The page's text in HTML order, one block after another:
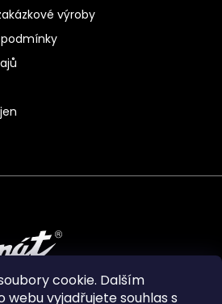
cookie. Dalším
vyjadřujete souhlas s
výroby